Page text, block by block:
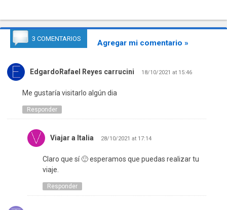
3 COMENTARIOS Agregar mi comentario »
EdgardoRafael Reyes carrucini 18/10/2021 at 15:46
Me gustaría visitarlo algún dia
Responder
Viajar a Italia 28/10/2021 at 17:14
Claro que sí 🙂 esperamos que puedas realizar tu
viaje.
Responder